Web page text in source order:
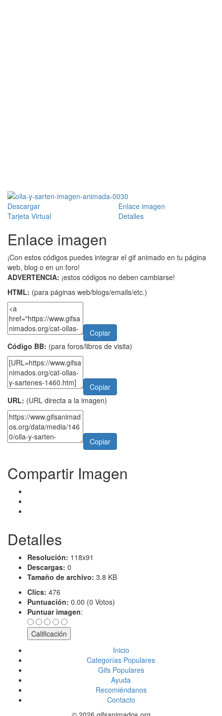
Descargar
Enlace imagen
Tarjeta Virtual
Detalles
Enlace imagen
¡Con estos códigos puedes integrar el gif animado en tu página
web, blog o en un foro!
ADVERTENCIA: ¡estos códigos no deben cambiarse!
HTML: (para páginas web/blogs/emails/etc.)
Copiar
Código BB: (para foros/libros de visita)
Copiar
URL: (URL directa a la imagen)
Copiar
Compartir Imagen
Detalles
Resolución: 118x91
Descargas: 0
Tamaño de archivo: 3.8 KB
Clics: 476
Puntuación: 0.00 (0 Votos)
Puntuar imagen:
Inicio
Categorías Populares
Gifs Populares
Ayuda
Recomiéndanos
Contacto